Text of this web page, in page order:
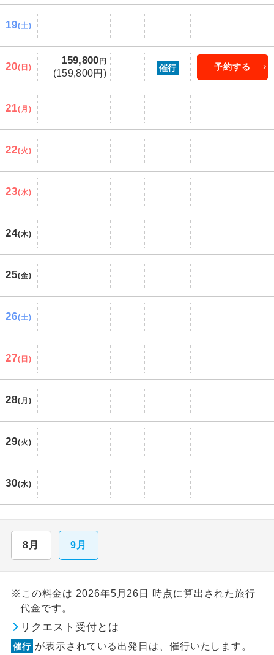
19(土)
20(日)
159,800 円
(159,800円)
催行 予約する
21(月)
22(火)
23(水)
24(木)
25(金)
26(土)
27(日)
28(月)
29(火)
30(水)
8月 9月
※この料金は 2026年5月26日 時点に算出された旅行
代金です。
リクエスト受付とは
催行 が表示されている出発日は、催行いたします。